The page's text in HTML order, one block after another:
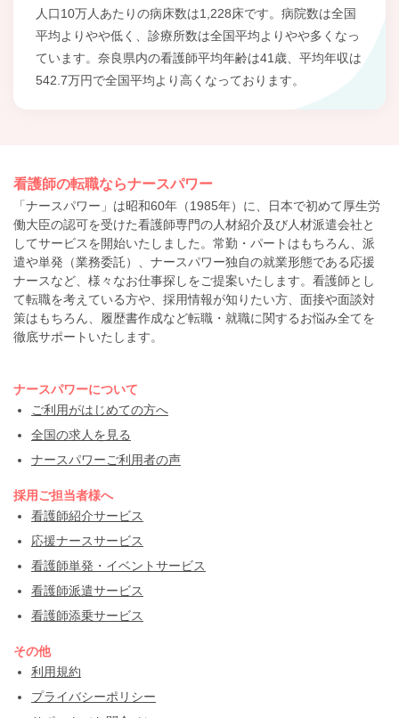
人口10万人あたりの病床数は1,228床です。病院数は全国
平均よりやや低く、診療所数は全国平均よりやや多くなっ
ています。奈良県内の看護師平均年齢は41歳、平均年収は
542.7万円で全国平均より高くなっております。
看護師の転職ならナースパワー
「ナースパワー」は昭和60年（1985年）に、日本で初めて厚生労
働大臣の認可を受けた看護師専門の人材紹介及び人材派遣会社と
してサービスを開始いたしました。常勤・パートはもちろん、派
遣や単発（業務委託）、ナースパワー独自の就業形態である応援
ナースなど、様々なお仕事探しをご提案いたします。看護師とし
て転職を考えている方や、採用情報が知りたい方、面接や面談対
策はもちろん、履歴書作成など転職・就職に関するお悩み全てを
徹底サポートいたします。
ナースパワーについて
ご利用がはじめての方へ
全国の求人を見る
ナースパワーご利用者の声
採用ご担当者様へ
看護師紹介サービス
応援ナースサービス
看護師単発・イベントサービス
看護師派遣サービス
看護師添乗サービス
その他
利用規約
プライバシーポリシー